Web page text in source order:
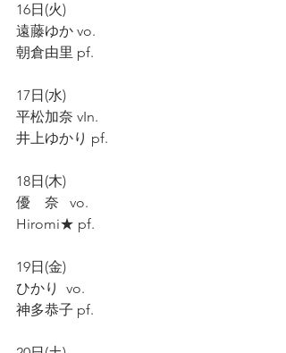
16日(火)
遠藤ゆか vo.
朝倉由里 pf.
17日(水)
平松加奈 vIn.
井上ゆかり pf.
18日(木)
優　奈   vo.
Hiromi★ pf.
19日(金)
ひかり  vo.
神多恭子 pf.